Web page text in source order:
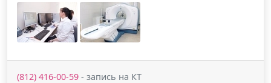
(812) 416-00-59 - запись на КТ